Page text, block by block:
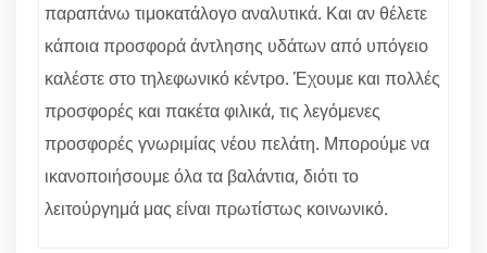
παραπάνω τιμοκατάλογο αναλυτικά. Και αν θέλετε
κάποια προσφορά άντλησης υδάτων από υπόγειο
καλέστε στο τηλεφωνικό κέντρο. Έχουμε και πολλές
προσφορές και πακέτα φιλικά, τις λεγόμενες
προσφορές γνωριμίας νέου πελάτη. Μπορούμε να
ικανοποιήσουμε όλα τα βαλάντια, διότι το
λειτούργημά μας είναι πρωτίστως κοινωνικό.